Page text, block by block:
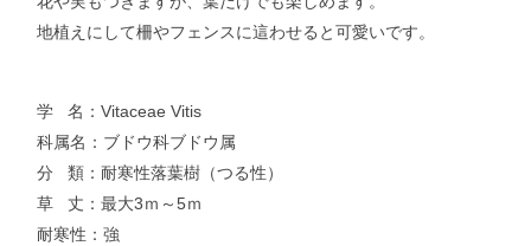
地植えにして柵やフェンスに這わせると可愛いです。
学 名：Vitaceae Vitis
科属名：ブドウ科ブドウ属
分 類：耐寒性落葉樹（つる性）
草 丈：最大3ｍ～5ｍ
耐寒性：強